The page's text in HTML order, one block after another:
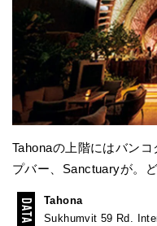
Tahonaの上階にはバン
プバー、Sanctuaryが。
Tahona
Sukhumvit 59 Rd.